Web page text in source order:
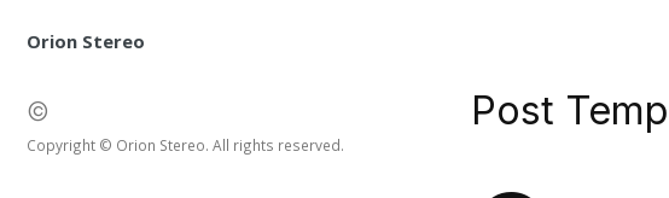
Post
Orion Stereo
©
Copyright © Orion Stereo. All rights reserved.